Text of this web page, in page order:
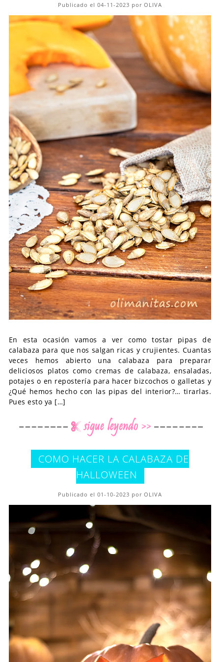
Publicado el 04-11-2023 por OLIVA
En esta ocasión vamos a ver como tostar pipas de
calabaza para que nos salgan ricas y crujientes. Cuantas
veces hemos abierto una calabaza para preparar
deliciosos platos como cremas de calabaza, ensaladas,
potajes o en repostería para hacer bizcochos o galletas y
¿Qué hemos hecho con las pipas del interior?… tirarlas.
Pues esto ya […]
COMO HACER LA CALABAZA DE
HALLOWEEN
Publicado el 01-10-2023 por OLIVA